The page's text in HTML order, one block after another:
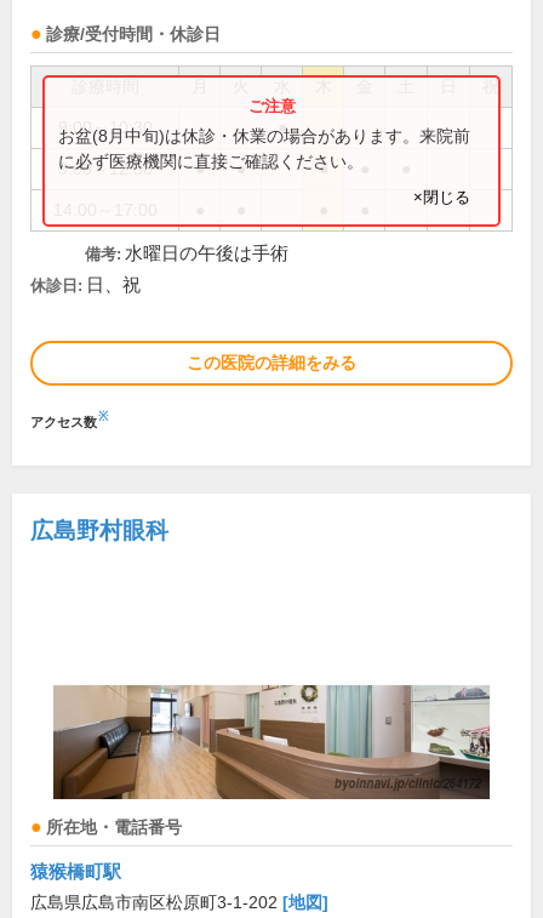
診療/受付時間・休診日
祝
9:00～10:30 ●
9:00～12:30 ● ● ●
お盆(8月中旬)は休診・休業の場合があります。来院前
に必ず医療機関に直接ご確認ください。
×閉じる
備考: 水曜日の午後は手術
休診日: 日、祝
この医院の詳細をみる
アクセス数※
広島野村眼科
所在地・電話番号
猿猴橋町駅
広島県広島市南区松原町3-1-202 [地図]